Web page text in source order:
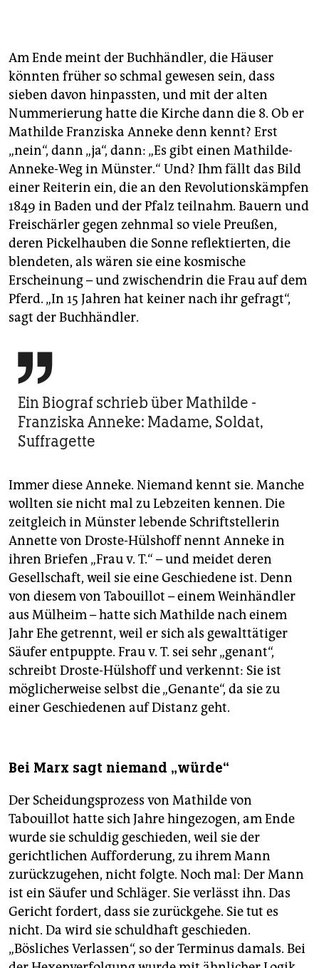
Am Ende meint der Buchhändler, die Häuser
könnten früher so schmal gewesen sein, dass
sieben davon hinpassten, und mit der alten
Nummerierung hatte die Kirche dann die 8. Ob er
Mathilde Franziska Anneke denn kennt? Erst
„nein“, dann „ja“, dann: „Es gibt einen Mathilde-
Anneke-Weg in Münster.“ Und? Ihm fällt das Bild
einer Reiterin ein, die an den Revolutionskämpfen
1849 in Baden und der Pfalz teilnahm. Bauern und
Freischärler gegen zehnmal so viele Preußen,
deren Pickelhauben die Sonne reflektierten, die
blendeten, als wären sie eine kosmische
Erscheinung – und zwischendrin die Frau auf dem
Pferd. „In 15 Jahren hat keiner nach ihr gefragt“,
sagt der Buchhändler.

Ein Biograf schrieb über Mathilde ­
Franziska Anneke: Madame, Soldat,
Suffragette
Immer diese Anneke. Niemand kennt sie. Manche
wollten sie nicht mal zu Lebzeiten kennen. Die
zeitgleich in Münster lebende Schriftstellerin
Annette von Droste-Hülshoff nennt Anneke in
ihren Briefen „Frau v. T.“ – und meidet deren
Gesellschaft, weil sie eine Geschiedene ist. Denn
von diesem von Tabouillot – einem Weinhändler
aus Mülheim – hatte sich Mathil­de nach einem
Jahr Ehe getrennt, weil er sich als gewalttätiger
Säufer entpuppte. Frau v. T. sei sehr „genant“,
schreibt Droste-Hülshoff und verkennt: Sie ist
möglicherweise selbst die „Genante“, da sie zu
einer Geschiedenen auf Distanz geht.
Bei Marx sagt niemand „würde“
Der Scheidungsprozess von Mathilde von
Tabouillot hatte sich Jahre hingezogen, am Ende
wurde sie schuldig geschieden, weil sie der
gerichtlichen Aufforderung, zu ihrem Mann
zurückzugehen, nicht folgte. Noch mal: Der Mann
ist ein Säufer und Schläger. Sie verlässt ihn. Das
Gericht fordert, dass sie zurückgehe. Sie tut es
nicht. Da wird sie schuldhaft geschieden.
„Bösliches Verlassen“, so der Terminus damals. Bei